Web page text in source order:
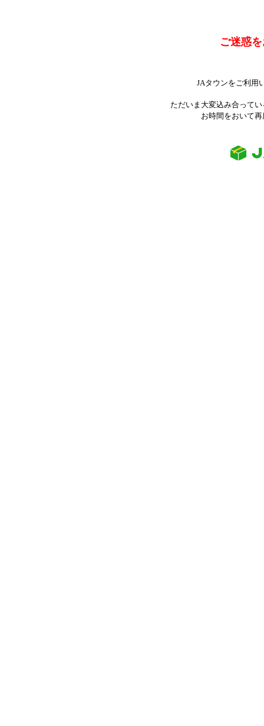
ご迷惑
JAタウンをご利用
ただいま大変込み合って
お時間をおいて